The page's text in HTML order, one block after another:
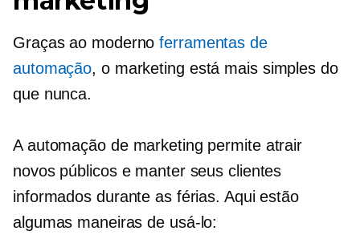
Graças ao modernoferramentas de
automação, o marketing está mais simples do
que nunca.
A automação de marketing permite atrair
novos públicos e manter seus clientes
informados durante as férias. Aqui estão
algumas maneiras de usá-lo: